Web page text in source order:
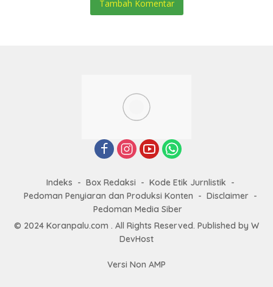
Tambah Komentar
Indeks Box Redaksi
Kode Etik Jurnlistik
Pedoman Penyiaran dan Produksi Konten
Disclaimer
Pedoman Media Siber
© 2024 Koranpalu.com . All Rights Reserved. Published by W
DevHost
Versi Non AMP